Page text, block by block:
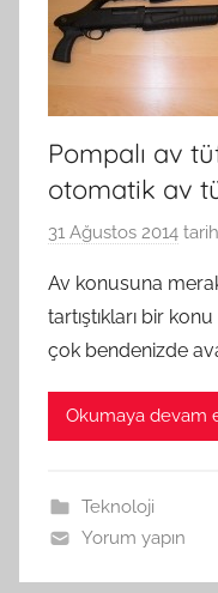
Pompalı av
otomatik av
31 Ağustos 2014
Av konusuna
tartıştıkları bir
çok bendenizde
Okumaya devam
Teknoloji
Yorum yapın